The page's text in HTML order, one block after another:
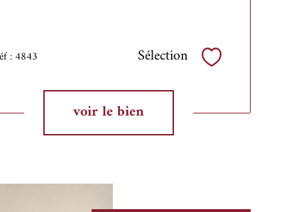
: 4843 Sélection Sélectionner
voir le bien